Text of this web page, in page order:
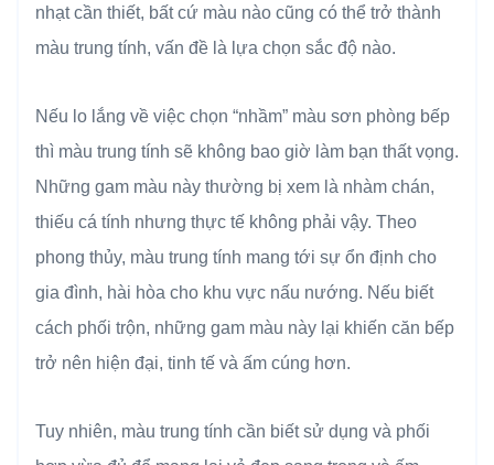
nhạt cần thiết, bất cứ màu nào cũng có thể trở thành
màu trung tính, vấn đề là lựa chọn sắc độ nào.
Nếu lo lắng về việc chọn “nhầm” màu sơn phòng bếp
thì màu trung tính sẽ không bao giờ làm bạn thất vọng.
Những gam màu này thường bị xem là nhàm chán,
thiếu cá tính nhưng thực tế không phải vậy. Theo
phong thủy, màu trung tính mang tới sự ổn định cho
gia đình, hài hòa cho khu vực nấu nướng. Nếu biết
cách phối trộn, những gam màu này lại khiến căn bếp
trở nên hiện đại, tinh tế và ấm cúng hơn.
Tuy nhiên, màu trung tính cần biết sử dụng và phối